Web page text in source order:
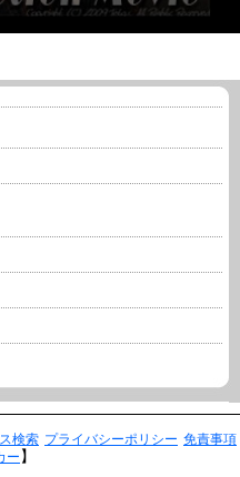
検索 プライバシーポリシー 免責事項
ー 】